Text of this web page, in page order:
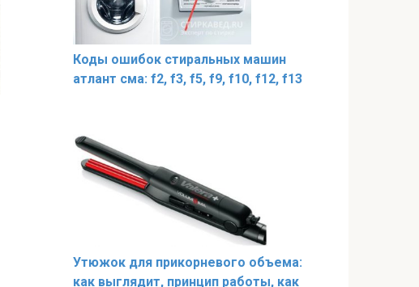
Коды ошибок стиральных машин
атлант сма: f2, f3, f5, f9, f10, f12, f13
Утюжок для прикорневого объема:
как выглядит, принцип работы, как